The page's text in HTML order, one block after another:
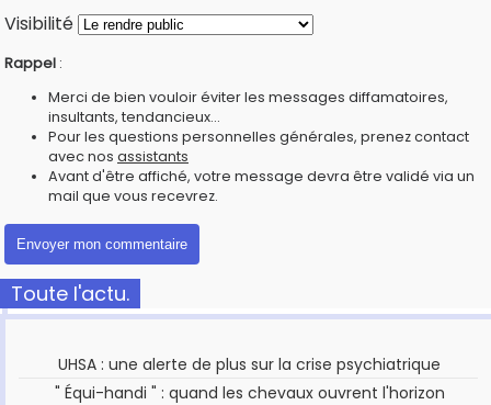
Visibilité
Rappel :
Merci de bien vouloir éviter les messages diffamatoires,
insultants, tendancieux...
Pour les questions personnelles générales, prenez contact
avec nos assistants
Avant d'être affiché, votre message devra être validé via un
mail que vous recevrez.
Toute l'actu.
UHSA : une alerte de plus sur la crise psychiatrique
" Équi-handi " : quand les chevaux ouvrent l'horizon